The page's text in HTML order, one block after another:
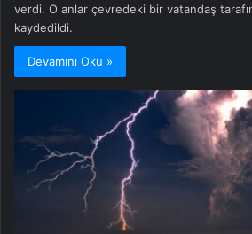
verdi. O anlar çevredeki bir vatandaş
kaydedildi.
Devamını Oku »